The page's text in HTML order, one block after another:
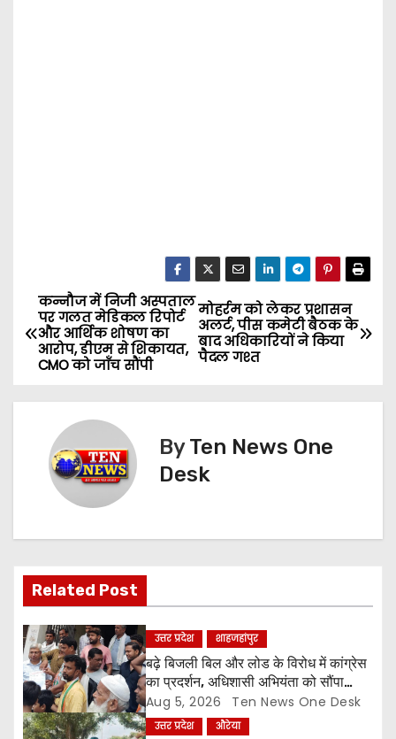
P
o
v
i
g
a
t
i
मोहर्रम को लेकर प्रशासन
अलर्ट, पीस कमेटी बैठक के
बाद अधिकारियों ने किया
पैदल गश्त
कन्नौज में निजी अस्पताल
पर गलत मेडिकल रिपोर्ट
और आर्थिक शोषण का
आरोप, डीएम से शिकायत,
CMO को जाँच सौंपी
ByTen News One
Desk
Related Post
उत्तर प्रदेश शाहजहांपुर
बढ़े बिजली बिल और लोड के विरोध में कांग्रेस
का प्रदर्शन, अधिशासी अभियंता को सौंपा
ज्ञापन
Aug 5, 2026 Ten News One Desk
उत्तर प्रदेश औरेया